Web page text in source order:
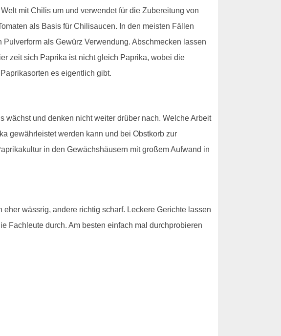
mit Chilis um und verwendet für die Zubereitung von
als Basis für Chilisaucen. In den meisten Fällen
als Gewürz Verwendung. Abschmecken lassen
zeit sich Paprika ist nicht gleich Paprika, wobei die
es eigentlich gibt.
wächst und denken nicht weiter drüber nach. Welche Arbeit
gewährleistet werden kann und bei Obstkorb zur
in den Gewächshäusern mit großem Aufwand in
wässrig, andere richtig scharf. Leckere Gerichte lassen
Fachleute durch. Am besten einfach mal durchprobieren